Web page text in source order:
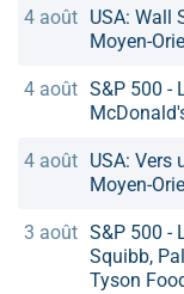
4 août USA: Wall
Moyen-
4 août S&P 500 -
4 août USA: Vers
Moyen-
3 août S&P 500 -
Squibb,
Tyson